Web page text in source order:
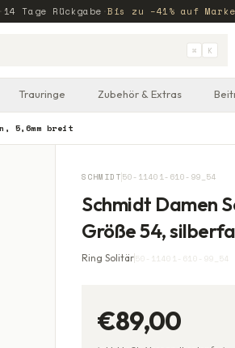
· 14 Tage Rückgabe ·Bis zu −41% auf
⌘ K
Trauringe Zubehör & Extras
5,6mm breit
SCHMIDT 50-11401-610-99_54
Schmidt Damen
Größe 54,
Ring Solitär50-11401-610-99_54
€89,00